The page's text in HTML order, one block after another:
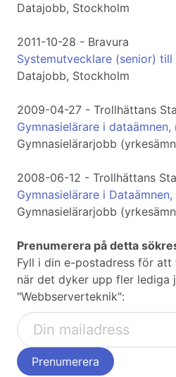
Datajobb, Stockholm
2011-10-28 - Bravura
Systemutvecklare (senior)
Datajobb, Stockholm
2009-04-27 - Trollhättans
Gymnasielärare i dataämnen,
Gymnasielärarjobb
2008-06-12 - Trollhättans
Gymnasielärare i
Gymnasielärarjobb
Prenumerera på detta
Fyll i din e-postadress för
när det dyker upp fler lediga
"Webbserverteknik":